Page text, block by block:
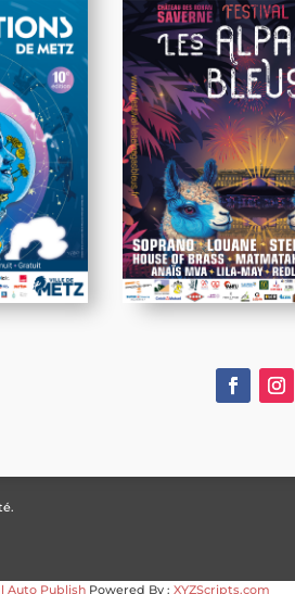
Auto Publish Powered By : XYZScripts.com